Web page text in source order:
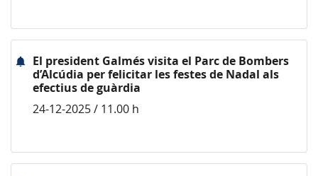
El president Galmés visita el Parc de Bombers
d’Alcúdia per felicitar les festes de Nadal als
efectius de guàrdia
24-12-2025 / 11.00 h